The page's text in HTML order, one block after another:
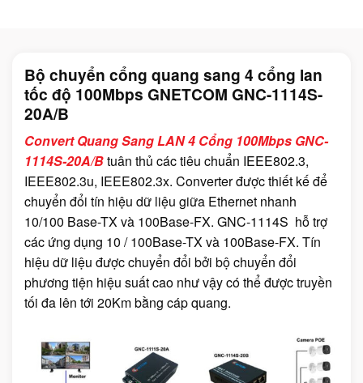
Bộ chuyển cổng quang sang 4 cổng lan
tốc độ 100Mbps GNETCOM GNC-1114S-
20A/B
Convert Quang Sang LAN 4 Cổng 100Mbps GNC-
1114S-20A/Btuân thủ các tiêu chuẩn IEEE802.3,
IEEE802.3u, IEEE802.3x. Converter được thiết kế để
chuyển đổi tín hiệu dữ liệu giữa Ethernet nhanh
10/100 Base-TX và 100Base-FX. GNC-1114S hỗ trợ
các ứng dụng 10 / 100Base-TX và 100Base-FX. Tín
hiệu dữ liệu được chuyển đổi bởi bộ chuyển đổi
phương tiện hiệu suất cao như vậy có thể được truyền
tối đa lên tới 20Km bằng cáp quang.